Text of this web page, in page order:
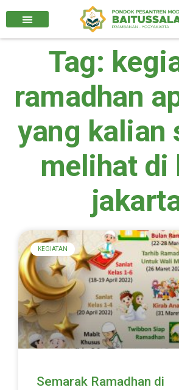
Tag:
ramadhan
yang kalian
melihat di
KEGIATAN
Semarak Ramadhan di